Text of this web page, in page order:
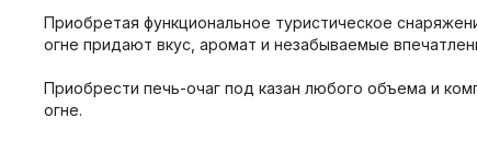
Приобретая функциональное туристическое
огне придают вкус, аромат и незабываемые
Приобрести печь-очаг под казан любого объема и
огне.